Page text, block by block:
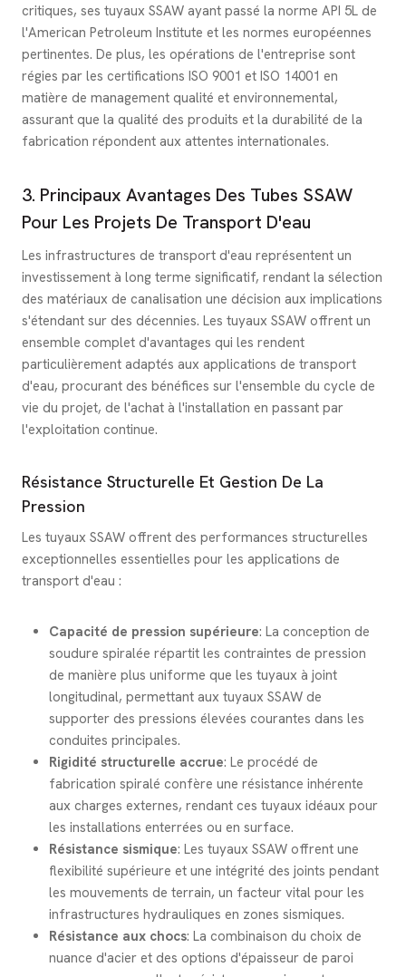
critiques, ses tuyaux SSAW ayant passé la norme API 5L de
l'American Petroleum Institute et les normes européennes
pertinentes. De plus, les opérations de l'entreprise sont
régies par les certifications ISO 9001 et ISO 14001 en
matière de management qualité et environnemental,
assurant que la qualité des produits et la durabilité de la
fabrication répondent aux attentes internationales.
3. Principaux Avantages Des Tubes SSAW
Pour Les Projets De Transport D'eau
Les infrastructures de transport d'eau représentent un
investissement à long terme significatif, rendant la sélection
des matériaux de canalisation une décision aux implications
s'étendant sur des décennies. Les tuyaux SSAW offrent un
ensemble complet d'avantages qui les rendent
particulièrement adaptés aux applications de transport
d'eau, procurant des bénéfices sur l'ensemble du cycle de
vie du projet, de l'achat à l'installation en passant par
l'exploitation continue.
Résistance Structurelle Et Gestion De La
Pression
Les tuyaux SSAW offrent des performances structurelles
exceptionnelles essentielles pour les applications de
transport d'eau :
Capacité de pression supérieure: La conception de
soudure spiralée répartit les contraintes de pression
de manière plus uniforme que les tuyaux à joint
longitudinal, permettant aux tuyaux SSAW de
supporter des pressions élevées courantes dans les
conduites principales.
Rigidité structurelle accrue: Le procédé de
fabrication spiralé confère une résistance inhérente
aux charges externes, rendant ces tuyaux idéaux pour
les installations enterrées ou en surface.
Résistance sismique: Les tuyaux SSAW offrent une
flexibilité supérieure et une intégrité des joints pendant
les mouvements de terrain, un facteur vital pour les
infrastructures hydrauliques en zones sismiques.
Résistance aux chocs: La combinaison du choix de
nuance d'acier et des options d'épaisseur de paroi